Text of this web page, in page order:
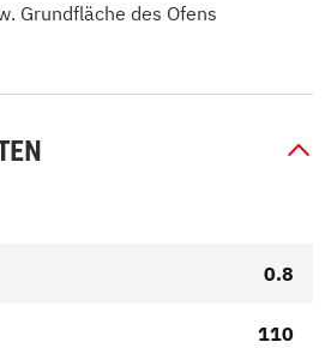
Grundfläche des Ofens
0.8
110